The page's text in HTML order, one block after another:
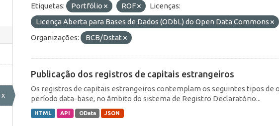
x
Etiquetas: Portfólio ROF
Licenças:
Licença Aberta para Bases de Dados (ODbL) do Open Data Commons
Organizações:
BCB/Dstat
Publicação dos registros de capitais estrangeiros
Os registros de capitais estrangeiros contemplam os seguintes tipos de
período data-base, no âmbito do sistema de Registro Declaratório...
HTML API OData JSON